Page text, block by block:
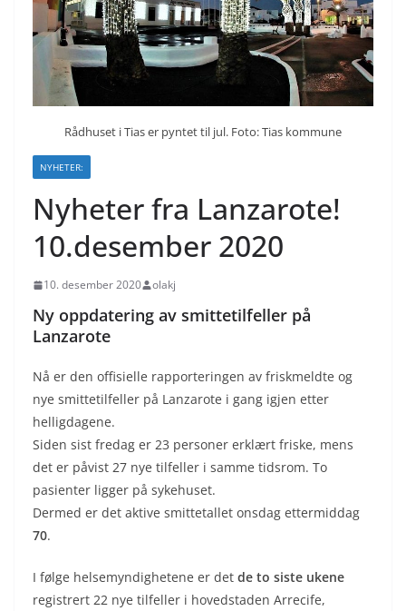
Rådhuset i Tias er pyntet til jul. Foto: Tias kommune
NYHETER:
Nyheter fra Lanzarote!
10.desember 2020
10. desember 2020 olakj
Ny oppdatering av smittetilfeller på
Lanzarote
Nå er den offisielle rapporteringen av friskmeldte og
nye smittetilfeller på Lanzarote i gang igjen etter
helligdagene.
Siden sist fredag er 23 personer erklært friske, mens
det er påvist 27 nye tilfeller i samme tidsrom. To
pasienter ligger på sykehuset.
Dermed er det aktive smittetallet onsdag ettermiddag
70.
I følge helsemyndighetene er det de to siste ukene
registrert 22 nye tilfeller i hovedstaden Arrecife,